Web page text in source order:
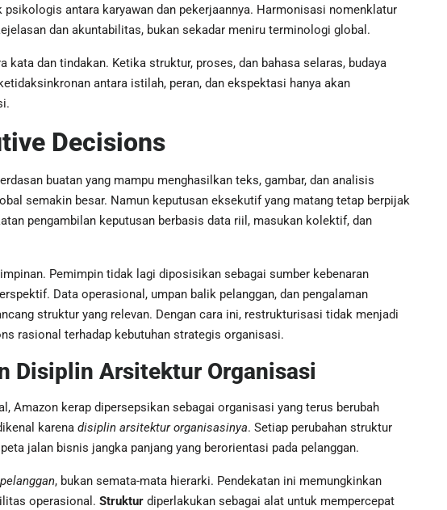
antara karyawan dan pekerjaannya. Harmonisasi nomenklatur
dan akuntabilitas, bukan sekadar meniru terminologi global.
dan tindakan. Ketika struktur, proses, dan bahasa selaras, budaya
antara istilah, peran, dan ekspektasi hanya akan
Decisions
buatan yang mampu menghasilkan teks, gambar, dan analisis
semakin besar. Namun keputusan eksekutif yang matang tetap berpijak
pengambilan keputusan berbasis data riil, masukan kolektif, dan
Pemimpin tidak lagi diposisikan sebagai sumber kebenaran
Data operasional, umpan balik pelanggan, dan pengalaman
struktur yang relevan. Dengan cara ini, restrukturisasi tidak menjadi
rasional terhadap kebutuhan strategis organisasi.
Disiplin Arsitektur Organisasi
Amazon kerap dipersepsikan sebagai organisasi yang terus berubah
karena disiplin arsitektur organisasinya. Setiap perubahan struktur
jalan bisnis jangka panjang yang berorientasi pada pelanggan.
, bukan semata-mata hierarki. Pendekatan ini memungkinkan
operasional. Struktur diperlakukan sebagai alat untuk mempercepat